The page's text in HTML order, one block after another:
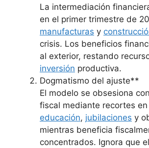
La intermediación
en el primer trimestre de
manufacturas y
crisis. Los beneficios
al exterior, restando
inversión productiva.
Dogmatismo del ajuste**
El modelo se obsesiona
fiscal mediante recortes
educación, jubilaciones y
mientras beneficia
concentrados. Ignora que